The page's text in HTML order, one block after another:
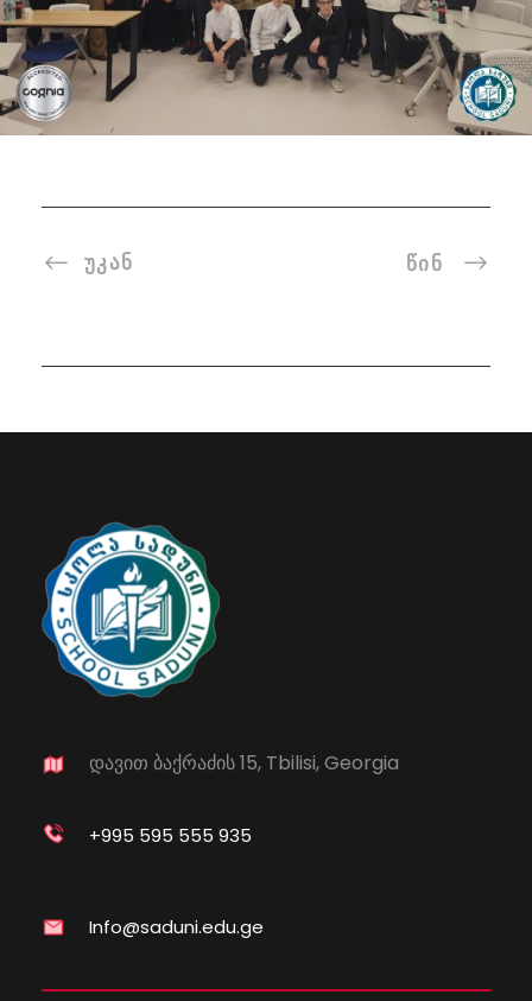
დავით ბაქრაძის 15, Tbilisi, Georgia
+995 595 555 935
Info@saduni.edu.ge